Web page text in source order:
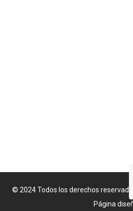
© 2024 Todos los derechos
Página